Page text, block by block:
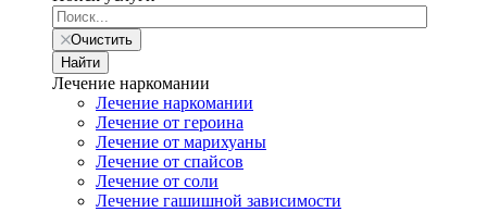
Очистить
Найти
Лечение наркомании
Лечение наркомании
Лечение от героина
Лечение от марихуаны
Лечение от спайсов
Лечение от соли
Лечение гашишной зависимости